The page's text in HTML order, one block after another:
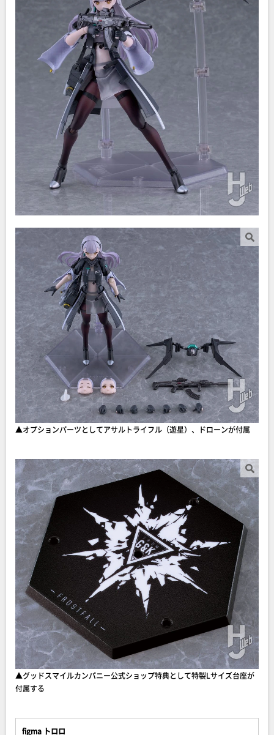
▲オプションパーツとしてアサルトライフル（遊星）、ドローンが付属
▲グッドスマイルカンパニー公式ショップ特典として特製Lサイズ台座が
付属する
figma トロロ